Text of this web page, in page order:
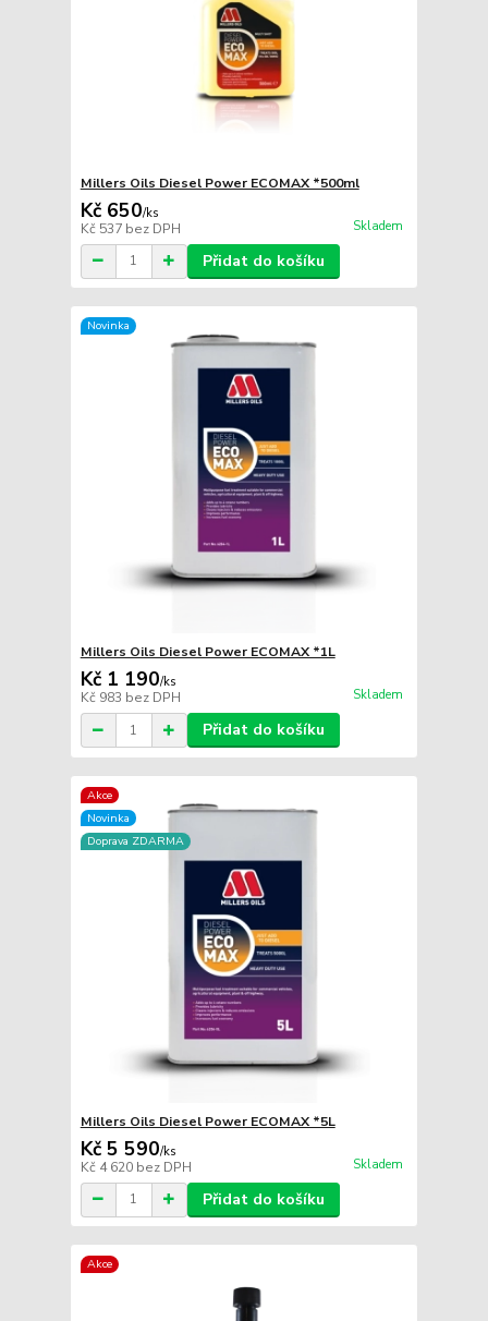
Millers Oils Diesel Power ECOMAX *500ml
Kč 650/ks
Kč 537 bez DPH Skladem
Přidat do košíku
Novinka
Millers Oils Diesel Power ECOMAX *1L
Kč 1 190/ks
Kč 983 bez DPH Skladem
Přidat do košíku
Akce
Novinka
Doprava ZDARMA
Millers Oils Diesel Power ECOMAX *5L
Kč 5 590/ks
Kč 4 620 bez DPH Skladem
Přidat do košíku
Akce